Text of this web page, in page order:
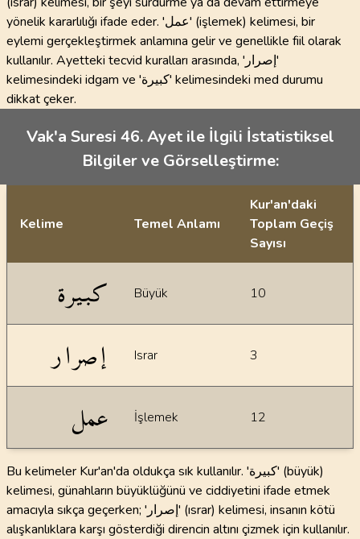
yönelik kararlılığı ifade eder. 'عمل' (işlemek) kelimesi, bir
eylemi gerçekleştirmek anlamına gelir ve genellikle fiil olarak
kullanılır. Ayetteki tecvid kuralları arasında, 'إصرار'
kelimesindeki idgam ve 'كبيرة' kelimesindeki med durumu
dikkat çeker.
Vak'a Suresi 46. Ayet ile İlgili İstatistiksel
Bilgiler ve Görselleştirme:
Kelime Temel Anlamı
Kur'an'daki
Toplam Geçiş
Sayısı
كبيرة Büyük 10
إصرار Israr 3
عمل İşlemek 12
Bu kelimeler Kur'an'da oldukça sık kullanılır. 'كبيرة' (büyük)
kelimesi, günahların büyüklüğünü ve ciddiyetini ifade etmek
amacıyla sıkça geçerken; 'إصرار' (ısrar) kelimesi, insanın kötü
alışkanlıklara karşı gösterdiği direncin altını çizmek için kullanılır.